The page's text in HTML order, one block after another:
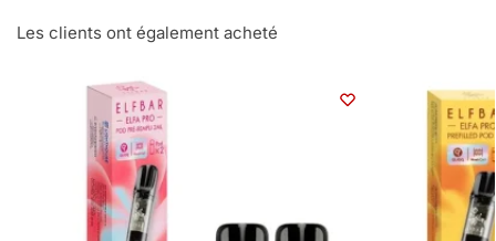
Les clients ont également acheté